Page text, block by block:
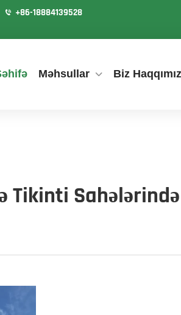
+86-18884139528
Məhsullar Biz
Tikinti